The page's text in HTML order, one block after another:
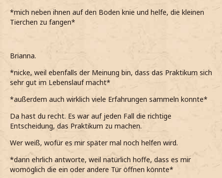
*mich neben ihnen auf den Boden knie und helfe, die kleinen
Tierchen zu fangen*
Brianna.
*nicke, weil ebenfalls der Meinung bin, dass das Praktikum sich
sehr gut im Lebenslauf macht*
*außerdem auch wirklich viele Erfahrungen sammeln konnte*
Da hast du recht. Es war auf jeden Fall die richtige
Entscheidung, das Praktikum zu machen.
Wer weiß, wofür es mir später mal noch helfen wird.
*dann ehrlich antworte, weil natürlich hoffe, dass es mir
womöglich die ein oder andere Tür öffnen könnte*